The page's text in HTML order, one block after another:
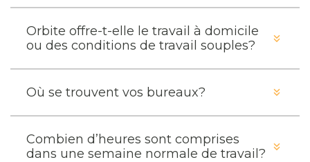
Orbite offre-t-elle le travail à domicile
ou des conditions de travail souples?
Où se trouvent vos bureaux?
Combien d’heures sont comprises
dans une semaine normale de travail?